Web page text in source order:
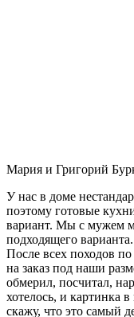
Мария и Григорий
У нас в доме
поэтому готовые
вариант. Мы с мужем
подходящего варианта.
После всех походов
на заказ под наши
обмерил, посчитал,
хотелось, и картинка
скажу, что это самый